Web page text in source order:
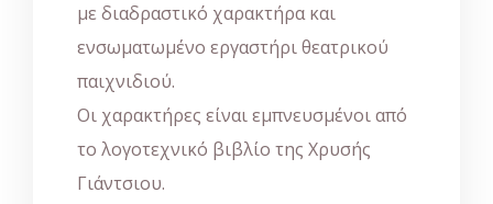
με διαδραστικό χαρακτήρα και
ενσωματωμένο εργαστήρι θεατρικού
παιχνιδιού.
Οι χαρακτήρες είναι εμπνευσμένοι από
το λογοτεχνικό βιβλίο της Χρυσής
Γιάντσιου.